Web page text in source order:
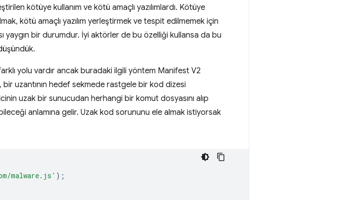
kötüye kullanım ve kötü amaçlı yazılımlardı. Kötüye
kötü amaçlı yazılım yerleştirmek ve tespit edilmemek için
yaygın bir durumdur. İyi aktörler de bu özelliği kullansa da bu
yolu vardır ancak buradaki ilgili yöntem Manifest V2
uzantının hedef sekmede rastgele bir kod dizesi
uzak bir sunucudan herhangi bir komut dosyasını alıp
anlamına gelir. Uzak kod sorununu ele almak istiyorsak
malware.js' );